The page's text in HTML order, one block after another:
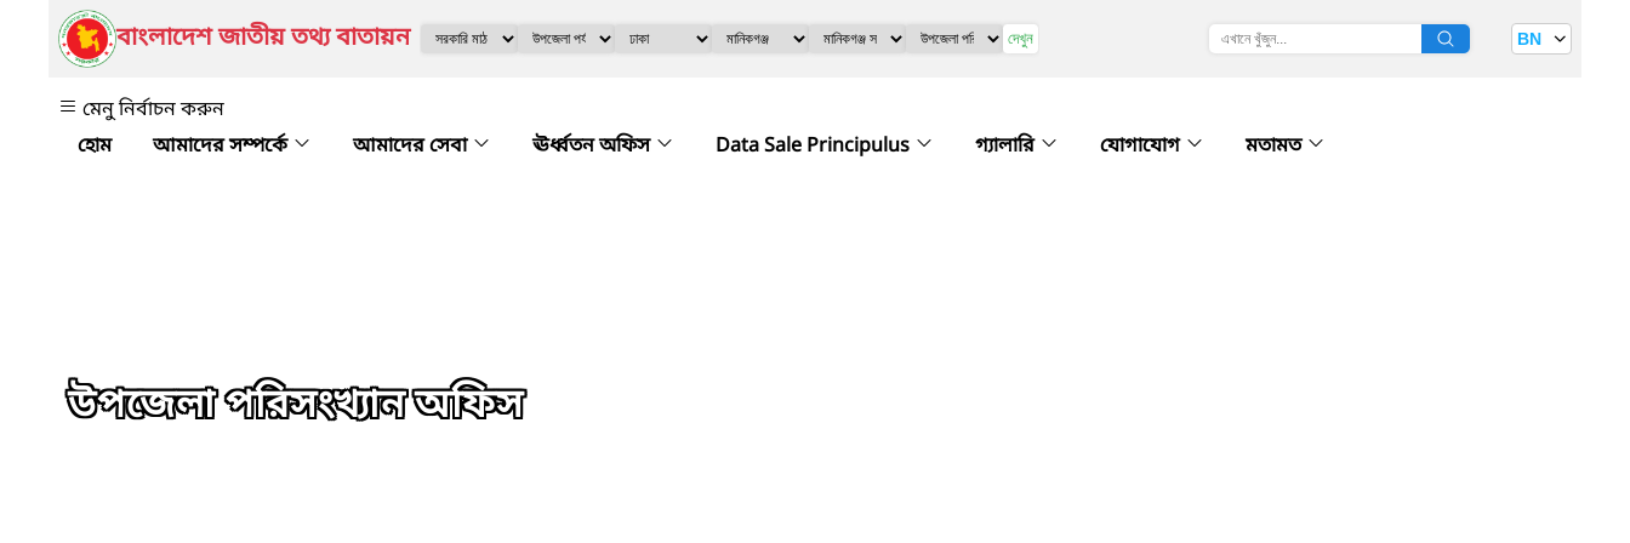
বাংলাদেশ জাতীয় তথ্য বাতায়ন দেখুন BN
মেনু নির্বাচন করুন
আমাদের সম্পর্কে
আমাদের সেবা ঊর্ধ্বতন অফিস Data Sale Principulus গ্যালারি যোগাযোগ মতামত
উপজেলা পরিসংখ্যান অফিস